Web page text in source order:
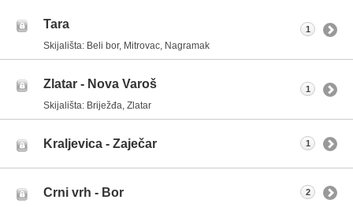
Tara
Skijališta: Beli bor, Mitrovac, Nagramak
1
Zlatar - Nova Varoš
Skijališta: Briježđa, Zlatar
1
Kraljevica - Zaječar 1
Crni vrh - Bor 2